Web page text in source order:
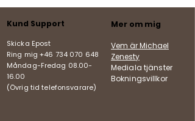
Kund Support
Skicka Epost
Ring mig +46 734 070 648
Måndag-Fredag 08.00-
16.00
(Övrig tid telefonsvarare)
Mer om mig
Vem är Michael
Zenesty
Mediala tjänster
Bokningsvillkor